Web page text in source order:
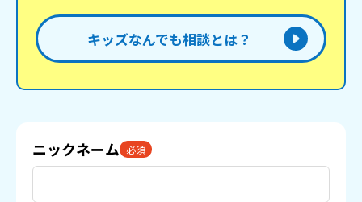
キッズなんでも相談とは？
ニックネーム 必須